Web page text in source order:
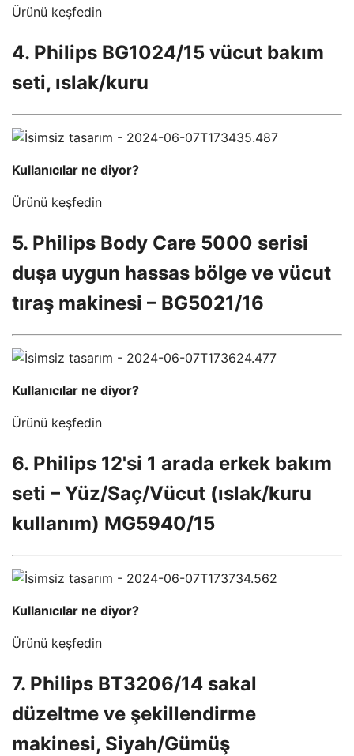
Ürünü keşfedin
4. Philips BG1024/15 vücut bakım
seti, ıslak/kuru
Kullanıcılar ne diyor?
Ürünü keşfedin
5. Philips Body Care 5000 serisi
duşa uygun hassas bölge ve vücut
tıraş makinesi – BG5021/16
Kullanıcılar ne diyor?
Ürünü keşfedin
6. Philips 12'si 1 arada erkek bakım
seti – Yüz/Saç/Vücut (ıslak/kuru
kullanım) MG5940/15
Kullanıcılar ne diyor?
Ürünü keşfedin
7. Philips BT3206/14 sakal
düzeltme ve şekillendirme
makinesi, Siyah/Gümüş